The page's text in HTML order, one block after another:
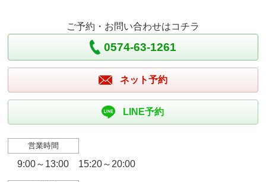
ご予約・お問い合わせはコチラ
0574-63-1261
ネット予約
LINE予約
営業時間
9:00～13:00 15:20～20:00